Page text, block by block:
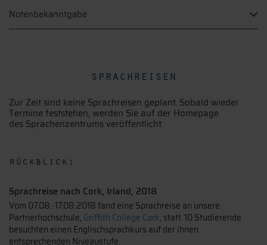
Notenbekanntgabe
sprachreisen
Zur Zeit sind keine Sprachreisen geplant. Sobald wieder
Termine feststehen, werden Sie auf der Homepage
des Sprachenzentrums veröffentlicht.
rückblick:
Sprachreise nach Cork, Irland, 2018
Vom 07.08.-17.08.2018 fand eine Sprachreise an unsere
Partnerhochschule, Griffith College Cork, statt. 10 Studierende
besuchten einen Englischsprachkurs auf der ihnen
entsprechenden Niveaustufe.